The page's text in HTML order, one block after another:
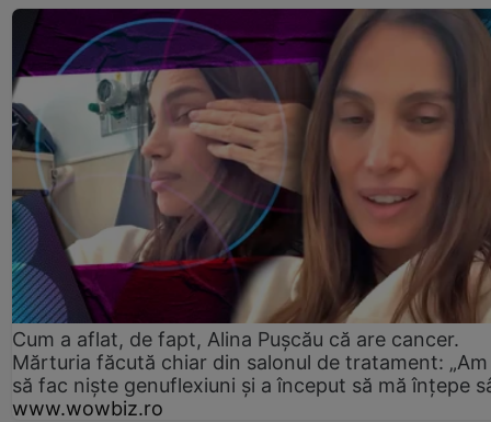
Cum a aflat, de fapt, Alina Pușcău că are cancer.
Mărturia făcută chiar din salonul de tratament:
să fac niște genuflexiuni și a început să mă înțepe
www.wowbiz.ro